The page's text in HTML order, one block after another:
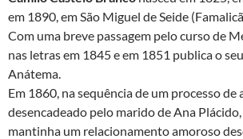
em 1890, em São Miguel de Seide
Com uma breve passagem pelo curso de
nas letras em 1845 e em 1851 publica o
Anátema.
Em 1860, na sequência de um processo
desencadeado pelo marido de Ana
mantinha um relacionamento amoroso